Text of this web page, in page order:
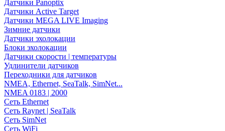
Датчики Panoptix
Датчики Active Target
Датчики MEGA LIVE Imaging
Зимние датчики
Датчики эхолокации
Блоки эхолокации
Датчики скорости | температуры
Удлинители датчиков
Переходники для датчиков
NMEA, Ethernet, SeaTalk, SimNet...
NMEA 0183 | 2000
Сеть Ethernet
Сеть Raynet | SeaTalk
Сеть SimNet
Сеть WiFi